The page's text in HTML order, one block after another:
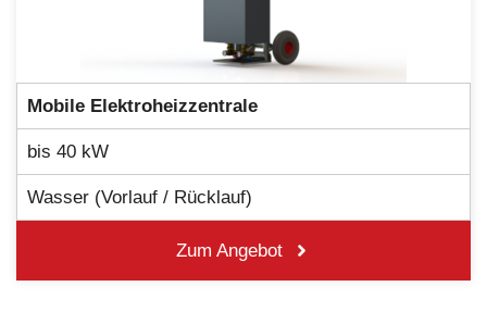
Mobile Elektroheizzentrale
bis 40 kW
Wasser (Vorlauf / Rücklauf)
Zum Angebot